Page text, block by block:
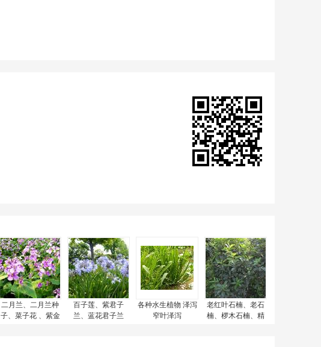
二月兰、二月兰种
子、菜子花 、紫金
百子莲、紫君子
兰、蓝花君子兰
各种水生植物 泽泻
窄叶泽泻
老红叶石楠、老石
楠、椤木石楠、精